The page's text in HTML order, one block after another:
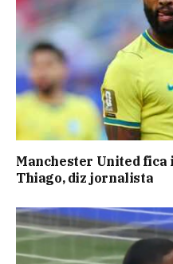
Manchester United fica
Thiago, diz jornalista